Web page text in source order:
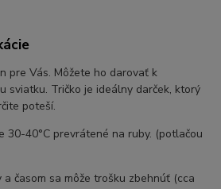
pre Vás. Môžete ho darovať k
sviatku. Tričko je ideálny darček, ktorý
poteší.
30-40°C prevrátené na ruby. (potlačou
časom sa môže trošku zbehnúť (cca